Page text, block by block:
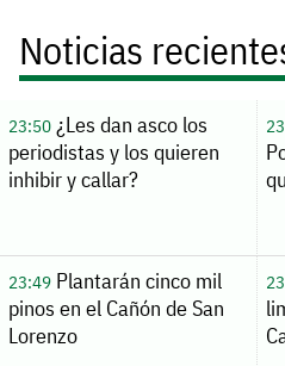
Noticias
23:50¿Les dan asco los
periodistas y los quieren
inhibir y callar?
23:49Plantarán cinco mil
pinos en el Cañón de San
Lorenzo